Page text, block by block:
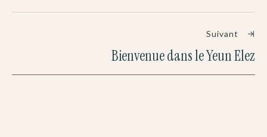
Suivant
Bienvenue dans le Yeun Elez